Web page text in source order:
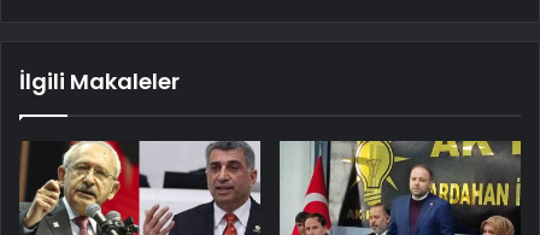
İlgili Makaleler